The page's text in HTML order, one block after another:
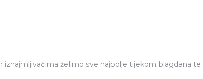
želimo sve najbolje tijekom blagdana te